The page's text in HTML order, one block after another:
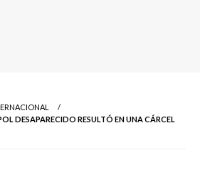
DESAPARECIDO RESULTÓ EN UNA CÁRCEL